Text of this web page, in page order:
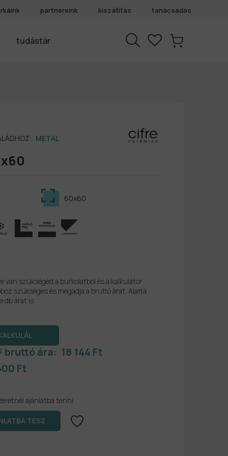
partnereink kiszállítás tanácsadás
tudástár
METAL
60x60
van szükséged a burkolatból és a kalkulátor
szükséges és megadja a bruttó árat. Alatta
db árat is.
bruttó ára: 18 144 Ft
Ft
ajánlatba tenni.